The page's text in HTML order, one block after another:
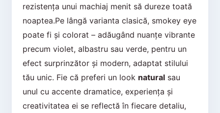
rezistența unui machiaj menit să dureze toată
noaptea.Pe lângă varianta clasică, smokey eye
poate fi și colorat – adăugând nuanțe vibrante
precum violet, albastru sau verde, pentru un
efect surprinzător și modern, adaptat stilului
tău unic. Fie că preferi un look naturalsau
unul cu accente dramatice, experiența și
creativitatea ei se reflectă în fiecare detaliu,